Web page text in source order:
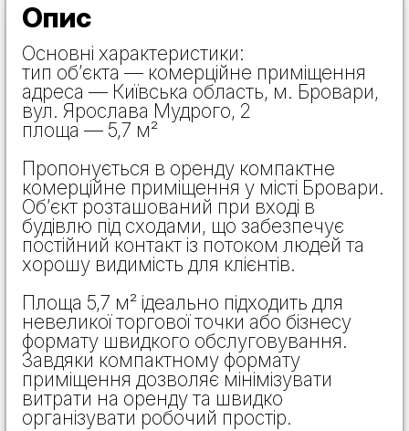
Опис
Основні характеристики:
тип об’єкта — комерційне приміщення
адреса — Київська область, м. Бровари,
вул. Ярослава Мудрого, 2
площа — 5,7 м²
Пропонується в оренду компактне
комерційне приміщення у місті Бровари.
Об’єкт розташований при вході в
будівлю під сходами, що забезпечує
постійний контакт із потоком людей та
хорошу видимість для клієнтів.
Площа 5,7 м² ідеально підходить для
невеликої торгової точки або бізнесу
формату швидкого обслуговування.
Завдяки компактному формату
приміщення дозволяє мінімізувати
витрати на оренду та швидко
організувати робочий простір.